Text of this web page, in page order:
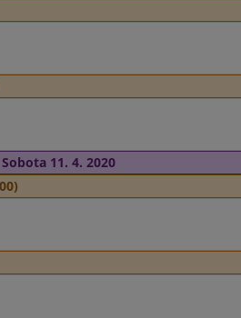
Sobota 11. 4. 2020